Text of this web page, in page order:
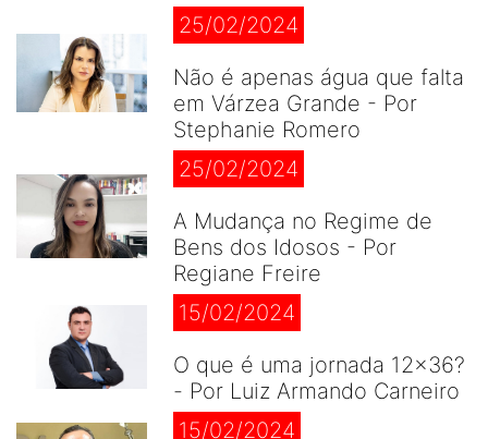
25/02/2024
Não é apenas água que falta
em Várzea Grande - Por
Stephanie Romero
25/02/2024
A Mudança no Regime de
Bens dos Idosos - Por
Regiane Freire
15/02/2024
O que é uma jornada 12×36?
- Por Luiz Armando Carneiro
15/02/2024